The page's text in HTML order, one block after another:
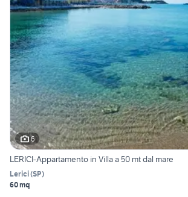
6
LERICI-Appartamento in Villa a 50 mt dal mare
Lerici(SP)
60 mq